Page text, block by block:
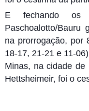
E fechando os
Paschoalotto/Bauru
na prorrogação, por
18-17, 21-21 e 11-
Minas, na cidade de
Hettsheimeir, foi o